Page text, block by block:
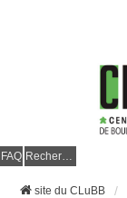
FAQ Rechercher
site du CLuBB